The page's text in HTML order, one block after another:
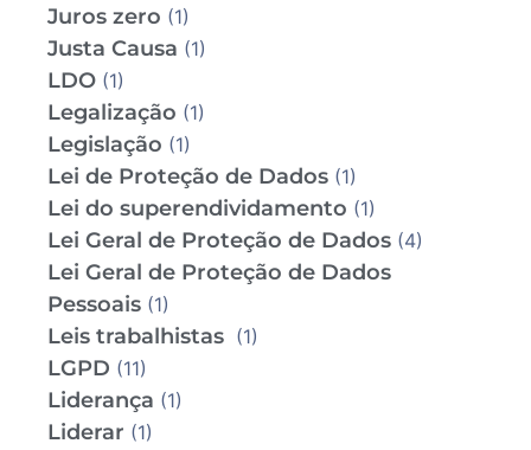
Juros zero (1)
Justa Causa (1)
LDO (1)
Legalização (1)
Legislação (1)
Lei de Proteção de Dados (1)
Lei do superendividamento (1)
Lei Geral de Proteção de Dados (4)
Lei Geral de Proteção de Dados
Pessoais (1)
Leis trabalhistas (1)
LGPD (11)
Liderança (1)
Liderar (1)